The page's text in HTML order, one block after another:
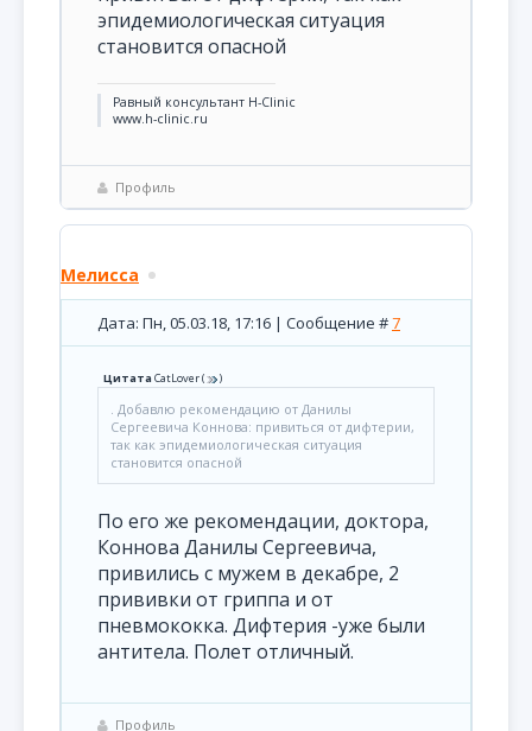
эпидемиологическая ситуация
становится опасной
Равный консультант H-Clinic
www.h-clinic.ru
Профиль
Мелисса
Дата: Пн, 05.03.18, 17:16 | Сообщение #7
ЦитатаCatLover( )
. Добавлю рекомендацию от Данилы
Сергеевича Коннова: привиться от дифтерии,
так как эпидемиологическая ситуация
становится опасной
По его же рекомендации, доктора,
Коннова Данилы Сергеевича,
привились с мужем в декабре, 2
прививки от гриппа и от
пневмококка. Дифтерия -уже были
антитела. Полет отличный.
Профиль